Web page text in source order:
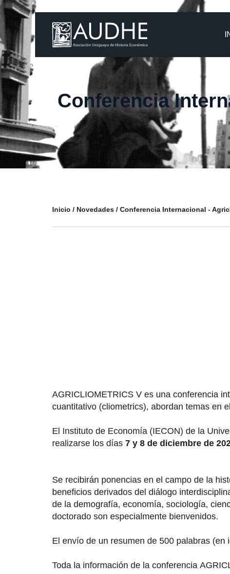
Conferencia
Inicio Novedades Conferencia Internacional -
AGRICLIOMETRICS V es una conferencia
cuantitativo (cliometrics), abordan temas en
El Instituto de Economía (IECON) de la
realizarse los días 7 y 8 de diciembre de
Se recibirán ponencias en el campo de la
beneficios derivados del diálogo
de la demografía, economía, sociología,
doctorado son especialmente bienvenidos.
El envío de un resumen de 500 palabras (en
Toda la información de la conferencia